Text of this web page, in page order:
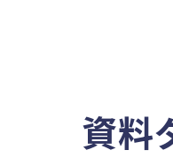
資料